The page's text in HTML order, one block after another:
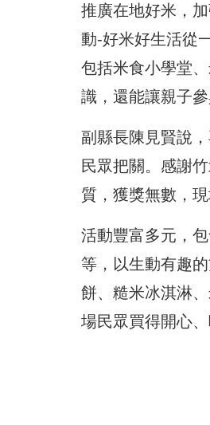
推廣在地好米，
動-好米好生活從
包括米食小學堂
識，還能讓親子
副縣長陳見賢說
民眾把關。感謝
質，獲獎無數，
活動豐富多元，
等，以生動有趣
餅、糙米冰淇淋
場民眾買得開心、